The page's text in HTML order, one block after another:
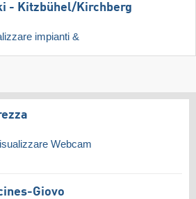
- Kitzbühel/​Kirchberg
impianti &
Webcam
Giovo